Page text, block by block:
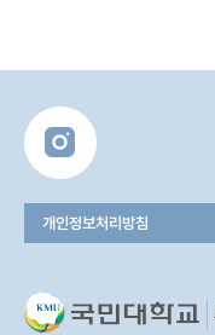
개인정보처리방침